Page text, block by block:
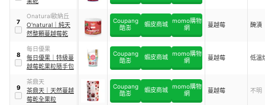
7
Onatural歐納丘
O'natural
純天
然整顆蔓越莓乾
Coupang
酷澎
蝦皮商城 momo購物
網
蔓越莓 醃漬
8
每日優果
每日優果
特級蔓
越莓乾果粒隨手包
Coupang
酷澎
蝦皮商城 momo購物
網
蔓越莓 低溫
9
茶鼎天
茶鼎天
天然蔓越
莓乾全果粒
Coupang
酷澎
蝦皮商城 momo購物
網
蔓越莓 不明